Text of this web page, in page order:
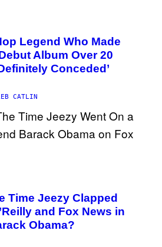
Legend Who Made
Album Over 20
Conceded’
CATLIN
Time Jeezy Clapped
and Fox News in
Obama?